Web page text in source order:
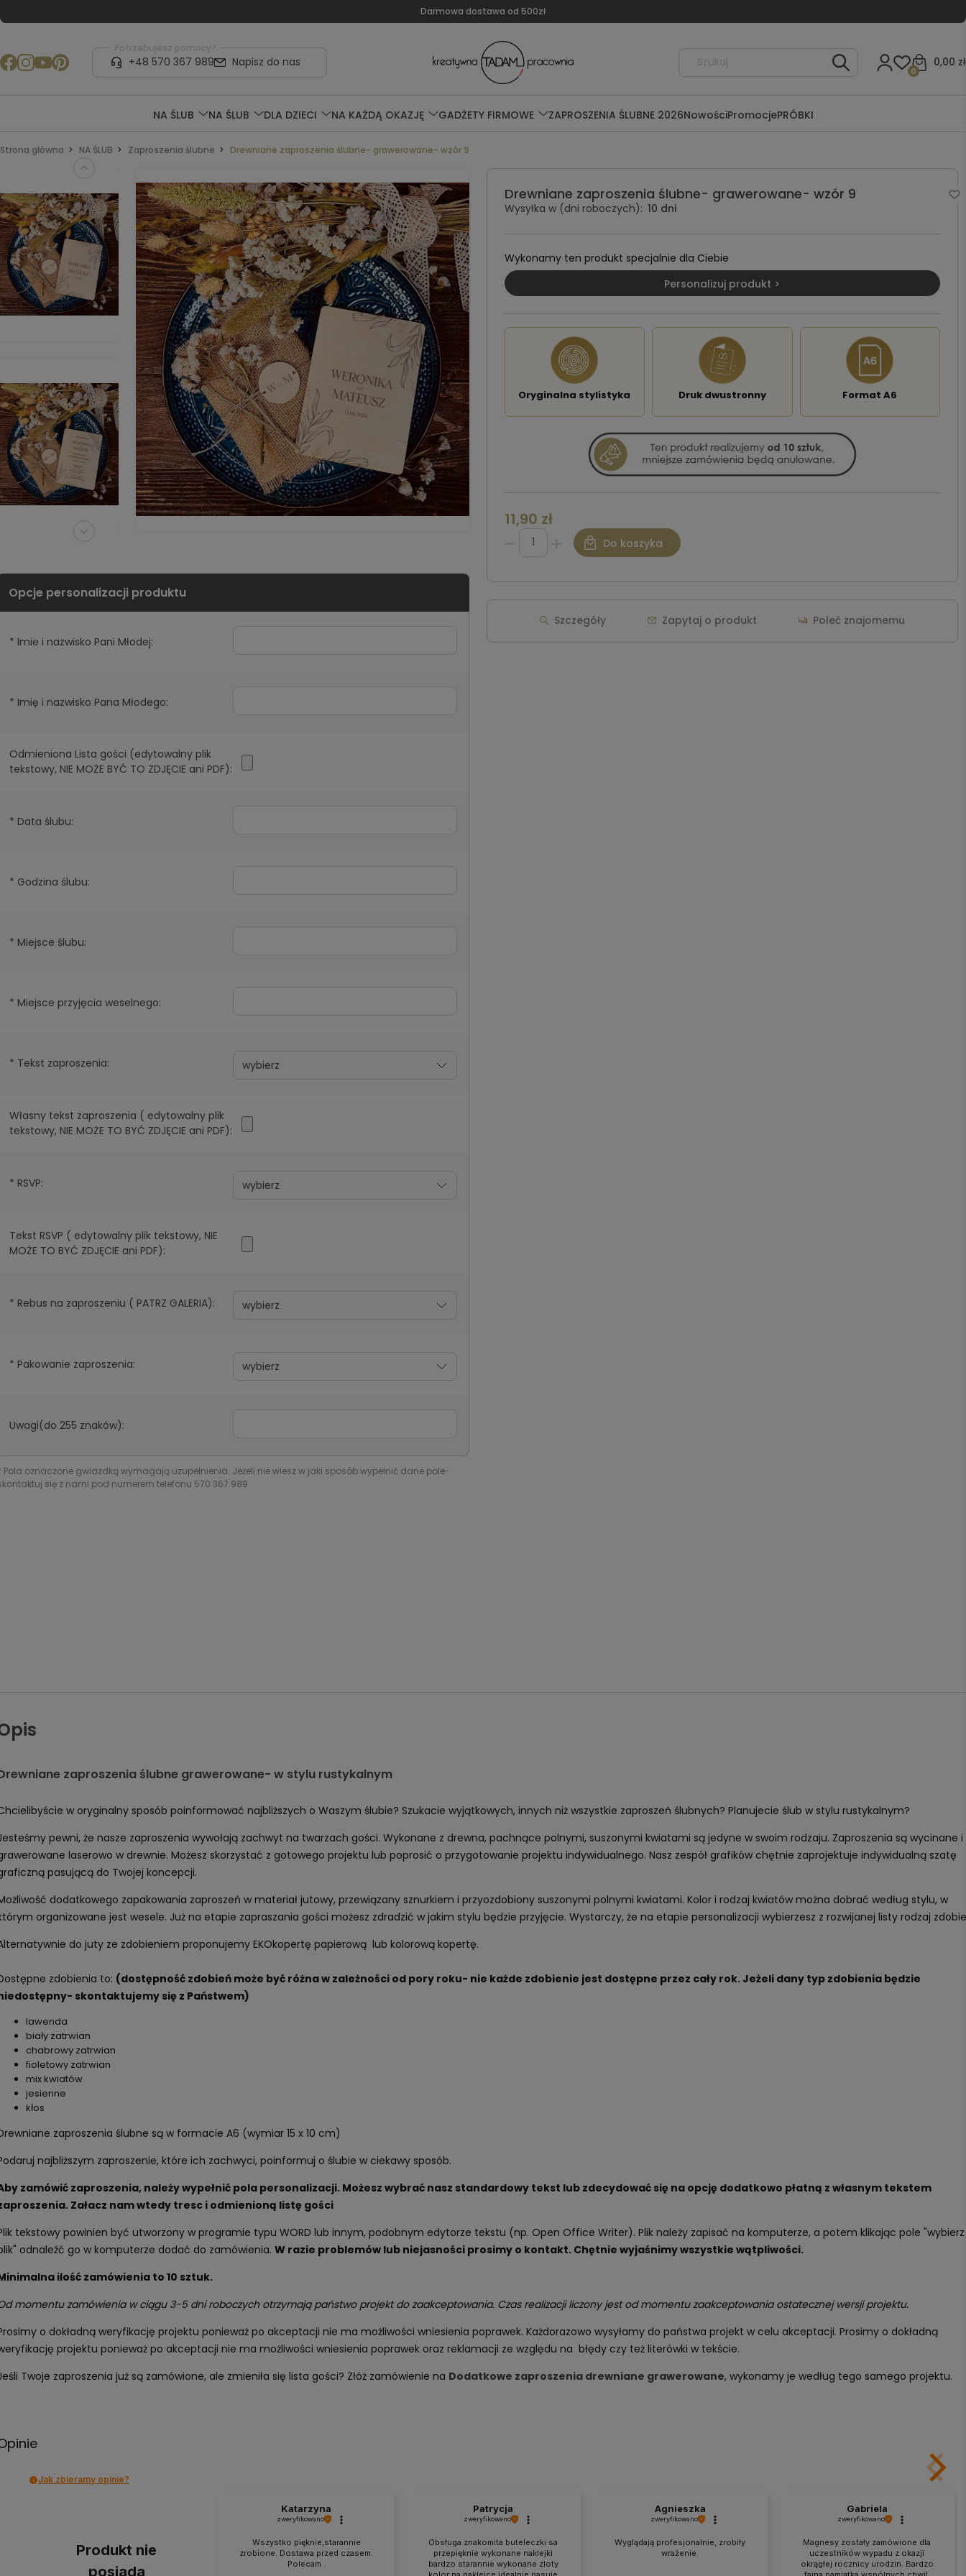
Darmowa dostawa od 500zł
Potrzebujesz pomocy?
+48 570 367 989 Napisz do nas 0,00 zł
0
NA ŚLUB NA ŚLUB DLA DZIECI NA KAŻDĄ OKAZJĘ GADŻETY FIRMOWE ZAPROSZENIA ŚLUBNE 2026NowościPromocjePRÓBKI
Strona główna NA ŚLUB Zaproszenia ślubne Drewniane zaproszenia ślubne- grawerowane- wzór 9
Drewniane zaproszenia ślubne- grawerowane- wzór 9
Wysyłka w (dni roboczych): 10 dni
Wykonamy ten produkt specjalnie dla Ciebie
Personalizuj produkt >
Oryginalna stylistyka Druk dwustronny Format A6
* Imie i nazwisko Pani Młodej:
* Imię i nazwisko Pana Młodego:
Odmieniona Lista gości (edytowalny plik
tekstowy, NIE MOŻE BYĆ TO ZDJĘCIE ani PDF):
* Data ślubu:
* Godzina ślubu:
* Miejsce ślubu:
* Miejsce przyjęcia weselnego:
* Tekst zaproszenia:
Własny tekst zaproszenia ( edytowalny plik
tekstowy, NIE MOŻE TO BYĆ ZDJĘCIE ani PDF):
* RSVP:
Tekst RSVP ( edytowalny plik tekstowy, NIE
MOŻE TO BYĆ ZDJĘCIE ani PDF):
* Rebus na zaproszeniu ( PATRZ GALERIA):
* Pakowanie zaproszenia:
Uwagi(do 255 znaków):
Pola oznaczone gwiazdką wymagają uzupełnienia. Jeżeli nie wiesz w jaki sposób wypełnić dane pole-
się z nami pod numerem telefonu 570 367 989
11,90 zł
Do koszyka
Szczegóły Zapytaj o produkt Poleć znajomemu
zaproszenia ślubne grawerowane- w stylu rustykalnym
w oryginalny sposób poinformować najbliższych o Waszym ślubie? Szukacie wyjątkowych, innych niż wszystkie zaproszeń ślubnych? Planujecie ślub w stylu rustykalnym?
pewni, że nasze zaproszenia wywołają zachwyt na twarzach gości. Wykonane z drewna, pachnące polnymi, suszonymi kwiatami są jedyne w swoim rodzaju. Zaproszenia są wycinane i
laserowo w drewnie. Możesz skorzystać z gotowego projektu lub poprosić o przygotowanie projektu indywidualnego. Nasz zespół grafików chętnie zaprojektuje indywidualną szatę
pasującą do Twojej koncepcji.
dodatkowego zapakowania zaproszeń w materiał jutowy, przewiązany sznurkiem i przyozdobiony suszonymi polnymi kwiatami. Kolor i rodzaj kwiatów można dobrać według stylu, w
organizowane jest wesele. Już na etapie zapraszania gości możesz zdradzić w jakim stylu będzie przyjęcie. Wystarczy, że na etapie personalizacji wybierzesz z rozwijanej listy rodzaj
do juty ze zdobieniem proponujemy EKOkopertę papierową lub kolorową kopertę.
zdobienia to: (dostępność zdobień może być różna w zależności od pory roku- nie każde zdobienie jest dostępne przez cały rok. Jeżeli dany typ zdobienia będzie
skontaktujemy się z Państwem)
lawenda
biały zatrwian
chabrowy zatrwian
fioletowy zatrwian
mix kwiatów
jesienne
kłos
zaproszenia ślubne są w formacie A6 (wymiar 15 x 10 cm)
najbliższym zaproszenie, które ich zachwyci, poinformuj o ślubie w ciekawy sposób.
zamówić zaproszenia, należy wypełnić pola personalizacji. Możesz wybrać nasz standardowy tekst lub zdecydować się na opcję dodatkowo płatną z własnym tekstem
Załacz nam wtedy tresc i odmienioną listę gości
tekstowy powinien być utworzony w programie typu WORD lub innym, podobnym edytorze tekstu (np. Open Office Writer). Plik należy zapisać na komputerze, a potem klikając pole "wybierz
odnaleźć go w komputerze dodać do zamówienia. W razie problemów lub niejasności prosimy o kontakt. Chętnie wyjaśnimy wszystkie wątpliwości.
ilość zamówienia to 10 sztuk.
momentu zamówienia w ciągu 3-5 dni roboczych otrzymają państwo projekt do zaakceptowania. Czas realizacji liczony jest od momentu zaakceptowania ostatecznej wersji projektu.
o dokładną weryfikację projektu ponieważ po akceptacji nie ma możliwości wniesienia poprawek. Każdorazowo wysyłamy do państwa projekt w celu akceptacji. Prosimy o dokładną
projektu ponieważ po akceptacji nie ma możliwości wniesienia poprawek oraz reklamacji ze względu na błędy czy też literówki w tekście.
Twoje zaproszenia już są zamówione, ale zmieniła się lista gości? Złóż zamówienie na Dodatkowe zaproszenia drewniane grawerowane, wykonamy je według tego samego projektu.
Jak zbieramy opinie?
Produkt nie
posiada
Katarzyna
zweryfikowano
Wszystko pięknie,starannie
zrobione. Dostawa przed czasem.
Polecam .
Patrycja
zweryfikowano
Obsługa znakomita buteleczki sa
przepięknie wykonane naklejki
bardzo starannie wykonane zloty
Agnieszka
zweryfikowano
Wyglądają profesjonalnie, zrobiły
wrażenie.
Gabriela
zweryfikowano
Magnesy zostały zamówione dla
uczestników wypadu z okazji
okrągłej rocznicy urodzin. Bardzo